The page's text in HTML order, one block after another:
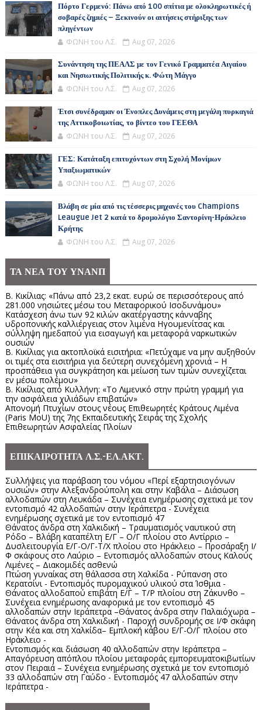
Πόρτο Γερμενό: Πάνω από 100 σπίτια με ολοκληρωτικές ή
σοβαρές ζημιές – Ξεκινούν οι αιτήσεις στήριξης των
πληγέντων
ΦΩΝΗ του Λ.Σ. Aug 07, 2026
Συνάντηση της ΠΕΑΛΣ με τον Γενικό Γραμματέα Αιγαίου
και Νησιωτικής Πολιτικής κ. Φώτη Μάγγο
ΦΩΝΗ του Λ.Σ. Aug 07, 2026
Έτσι συνέδραμαν οι Ένοπλες Δυνάμεις στη μεγάλη πυρκαγιά
της Αττικοβοιωτίας, το βίντεο του ΓΕΕΘΑ
ΦΩΝΗ του Λ.Σ. Aug 07, 2026
ΓΕΣ: Κατάταξη επιτυχόντων στη Σχολή Μονίμων
Υπαξιωματικών
ΦΩΝΗ του Λ.Σ. Aug 07, 2026
Βλάβη σε μία από τις τέσσερις μηχανές του Champions
Leaugue Jet 2 κατά το δρομολόγιο Σαντορίνη-Ηράκλειο
Κρήτης
ΦΩΝΗ του Λ.Σ. Aug 07, 2026
ΤΑ ΝΕΑ ΤΟΥ ΥΝΑΝΠ
Β. Κικίλιας: «Πάνω από 23,2 εκατ. ευρώ σε περισσότερους από
281.000 νησιώτες μέσω του Μεταφορικού Ισοδυνάμου»
Κατάσχεση άνω των 92 κιλών ακατέργαστης κάνναβης
υδροπονικής καλλιέργειας στον λιμένα Ηγουμενίτσας και
σύλληψη ημεδαπού για εισαγωγή και μεταφορά ναρκωτικών
ουσιών
Β. Κικίλιας για ακτοπλοϊκά εισιτήρια: «Πετύχαμε να μην αυξηθούν
οι τιμές στα εισιτήρια για δεύτερη συνεχόμενη χρονιά – Η
προσπάθεια για συγκράτηση και μείωση των τιμών συνεχίζεται
εν μέσω πολέμου»
Β. Κικίλιας από Κυλλήνη: «Το Λιμενικό στην πρώτη γραμμή για
την ασφάλεια χιλιάδων επιβατών»
Απονομή Πτυχίων στους νέους Επιθεωρητές Κράτους Λιμένα
(Paris MoU) της 7ης Εκπαιδευτικής Σειράς της Σχολής
Επιθεωρητών Ασφαλείας Πλοίων
ΕΠΙΚΑΙΡΟΤΗΤΑ Λ.Σ.-ΕΛ.ΑΚΤ.
Συλλήψεις για παράβαση του νόμου «Περί εξαρτησιογόνων
ουσιών» στην Αλεξανδρούπολη και στην Καβάλα – Διάσωση
αλλοδαπών στη Λευκάδα – Συνέχεια ενημέρωσης σχετικά με τον
εντοπισμό 42 αλλοδαπών στην Ιεράπετρα - Συνέχεια
ενημέρωσης σχετικά με τον εντοπισμό 47
Θάνατος άνδρα στη Χαλκιδική – Τραυματισμός ναυτικού στη
Ρόδο – Βλάβη καταπέλτη Ε/Γ – Ο/Γ πλοίου στο Αντίρριο –
Δυσλειτουργία Ε/Γ-Ο/Γ-Τ/Χ πλοίου στο Ηράκλειο – Προσάραξη Ι/
Φ σκάφους στο Λαύριο – Εντοπισμός αλλοδαπών στους Καλούς
Λιμένες – Διακομιδές ασθενώ
Πτώση γυναίκας στη θάλασσα στη Χαλκίδα - Ρύπανση στο
Κερατσίνι - Εντοπισμός πυρομαχικού υλικού στα Ίσθμια -
Θάνατος αλλοδαπού επιβάτη Ε/Γ – Τ/Ρ πλοίου στη Ζάκυνθο –
Συνέχεια ενημέρωσης αναφορικά με τον εντοπισμό 45
αλλοδαπών στην Ιεράπετρα –Θάνατος άνδρα στην Παλαιόχωρα –
Θάνατος άνδρα στη Χαλκιδική - Παροχή συνδρομής σε Ι/Φ σκάφη
στην Κέα και στη Χαλκίδα– Εμπλοκή κάβου Ε/Γ-Ο/Γ πλοίου στο
Ηράκλειο -
Εντοπισμός και διάσωση 40 αλλοδαπών στην Ιεράπετρα –
Απαγόρευση απόπλου πλοίου μεταφοράς εμπορευματοκιβωτίων
στον Πειραιά – Συνέχεια ενημέρωσης σχετικά με τον εντοπισμό
33 αλλοδαπών στη Γαύδο - Εντοπισμός 47 αλλοδαπών στην
Ιεράπετρα -